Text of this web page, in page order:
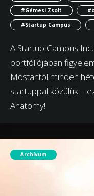
#Gémesi Zsolt
#Startup Campus
A Startup Campus
portfóliójában
Mostantól minden
startuppal közülük –
Anatomy!
Archívum